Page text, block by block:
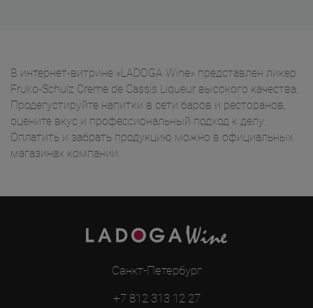
В интернет-витрине «LADOGA Wine» представлен ликер
Fruko-Schulz Creme de Cassis Liqueur высокого качества.
Продегустируйте напитки в сети баров и ресторанов,
оцените вкус и профессиональный подход к делу.
Оплатить и забрать продукцию можно в официальных
магазинах компании.
Санкт-Петербург
+7 812 313 12 27